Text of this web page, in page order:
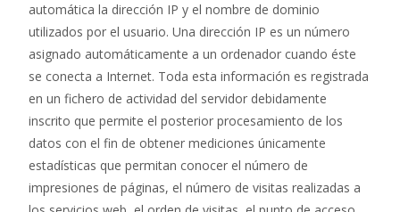
automática la dirección IP y el nombre de dominio
utilizados por el usuario. Una dirección IP es un número
asignado automáticamente a un ordenador cuando éste
se conecta a Internet. Toda esta información es registrada
en un fichero de actividad del servidor debidamente
inscrito que permite el posterior procesamiento de los
datos con el fin de obtener mediciones únicamente
estadísticas que permitan conocer el número de
impresiones de páginas, el número de visitas realizadas a